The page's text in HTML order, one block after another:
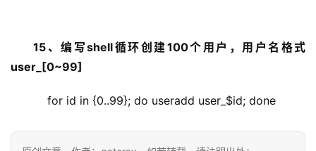
15、编写shell循环创建100个用户，用户名格式
user_[0~99]
for id in {0..99}; do useradd user_$id; done